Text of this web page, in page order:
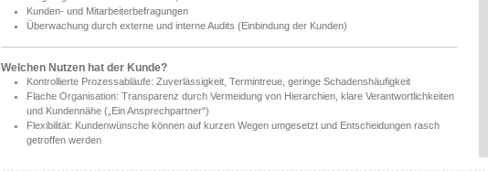
Kunden- und Mitarbeiterbefragungen
Überwachung durch externe und interne Audits (Einbindung der Kunden)
Welchen Nutzen hat der Kunde?
Kontrollierte Prozessabläufe: Zuverlässigkeit, Termintreue, geringe Schadenshäufigkeit
Flache Organisation: Transparenz durch Vermeidung von Hierarchien, klare Verantwortlichkeiten
und Kundennähe („Ein Ansprechpartner“)
Flexibilität: Kundenwünsche können auf kurzen Wegen umgesetzt und Entscheidungen rasch
getroffen werden